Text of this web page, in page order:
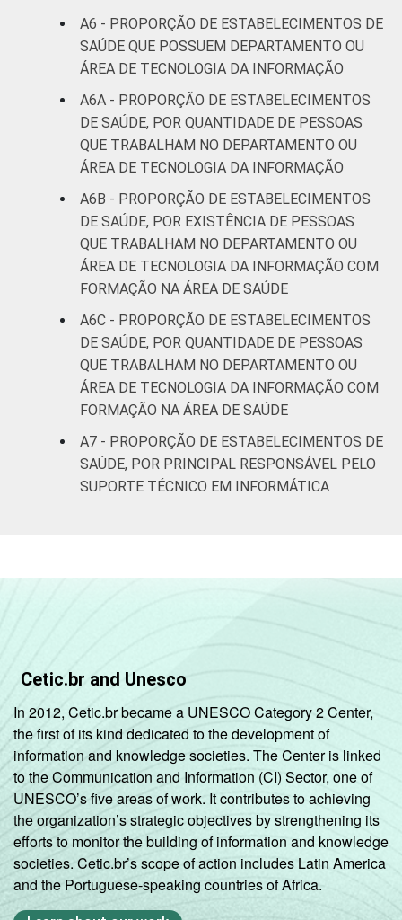
A6 - PROPORÇÃO DE ESTABELECIMENTOS DE
SAÚDE QUE POSSUEM DEPARTAMENTO OU
ÁREA DE TECNOLOGIA DA INFORMAÇÃO
A6A - PROPORÇÃO DE ESTABELECIMENTOS
DE SAÚDE, POR QUANTIDADE DE PESSOAS
QUE TRABALHAM NO DEPARTAMENTO OU
ÁREA DE TECNOLOGIA DA INFORMAÇÃO
A6B - PROPORÇÃO DE ESTABELECIMENTOS
DE SAÚDE, POR EXISTÊNCIA DE PESSOAS
QUE TRABALHAM NO DEPARTAMENTO OU
ÁREA DE TECNOLOGIA DA INFORMAÇÃO COM
FORMAÇÃO NA ÁREA DE SAÚDE
A6C - PROPORÇÃO DE ESTABELECIMENTOS
DE SAÚDE, POR QUANTIDADE DE PESSOAS
QUE TRABALHAM NO DEPARTAMENTO OU
ÁREA DE TECNOLOGIA DA INFORMAÇÃO COM
FORMAÇÃO NA ÁREA DE SAÚDE
A7 - PROPORÇÃO DE ESTABELECIMENTOS DE
SAÚDE, POR PRINCIPAL RESPONSÁVEL PELO
SUPORTE TÉCNICO EM INFORMÁTICA
Cetic.br and Unesco
In 2012, Cetic.br became a UNESCO Category 2 Center,
the first of its kind dedicated to the development of
information and knowledge societies. The Center is linked
to the Communication and Information (CI) Sector, one of
UNESCO’s five areas of work. It contributes to achieving
the organization’s strategic objectives by strengthening its
efforts to monitor the building of information and knowledge
societies. Cetic.br’s scope of action includes Latin America
and the Portuguese-speaking countries of Africa.